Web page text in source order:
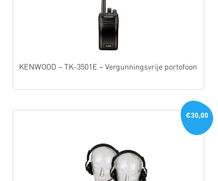
KENWOOD – TK-3501E – Vergunningsvrije portofoon
€30,00